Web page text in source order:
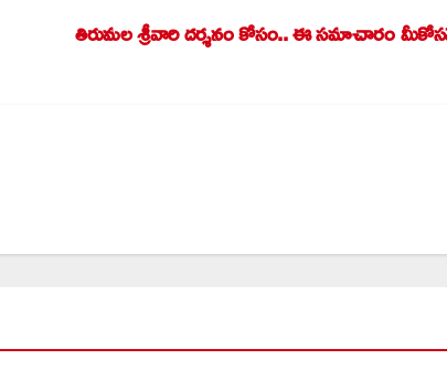
తిరుమల శ్రీవారి దర్శనం కోసం.. ఈ సమాచారం